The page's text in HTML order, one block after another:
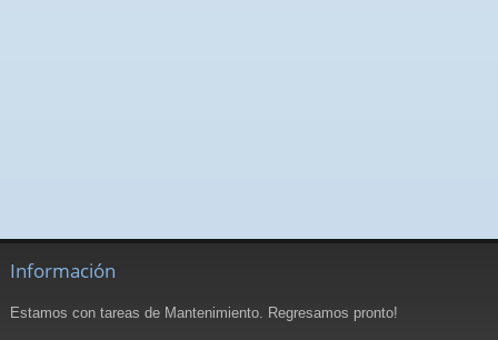
Información
Estamos con tareas de Mantenimiento. Regresamos pronto!